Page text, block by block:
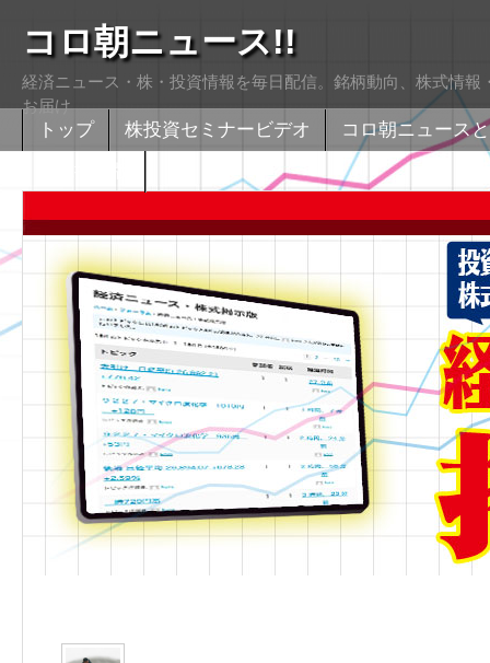
コロ朝ニュース!!
経済ニュース・株・投資情報を毎日配信。銘柄動向、株式情
お届け
トップ 株投資セミナービデオ
コロ朝ニュース